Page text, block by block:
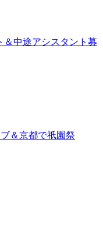
＆中途アシスタント募
＆京都で祇園祭